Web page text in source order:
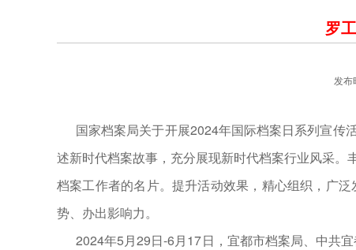
罗
发
国家档案局关于开展2024年国际档案日系列宣传
述新时代档案故事，充分展现新时代档案行业风采
档案工作者的名片。提升活动效果，精心组织，广
势、办出影响力。
2024年5月29日-6月17日，宜都市档案局、中共